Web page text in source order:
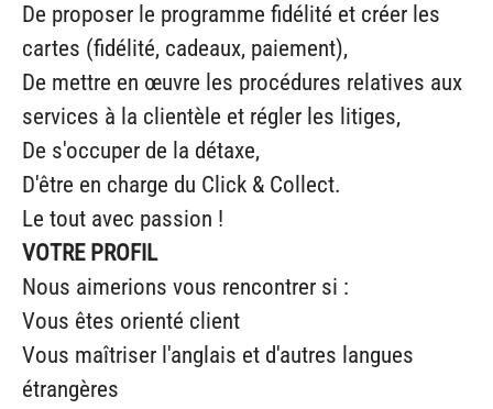
De proposer le programme fidélité et créer les
cartes (fidélité, cadeaux, paiement),
De mettre en œuvre les procédures relatives aux
services à la clientèle et régler les litiges,
De s'occuper de la détaxe,
D'être en charge du Click & Collect.
Le tout avec passion !
VOTRE PROFIL
Nous aimerions vous rencontrer si :
Vous êtes orienté client
Vous maîtriser l'anglais et d'autres langues
étrangères